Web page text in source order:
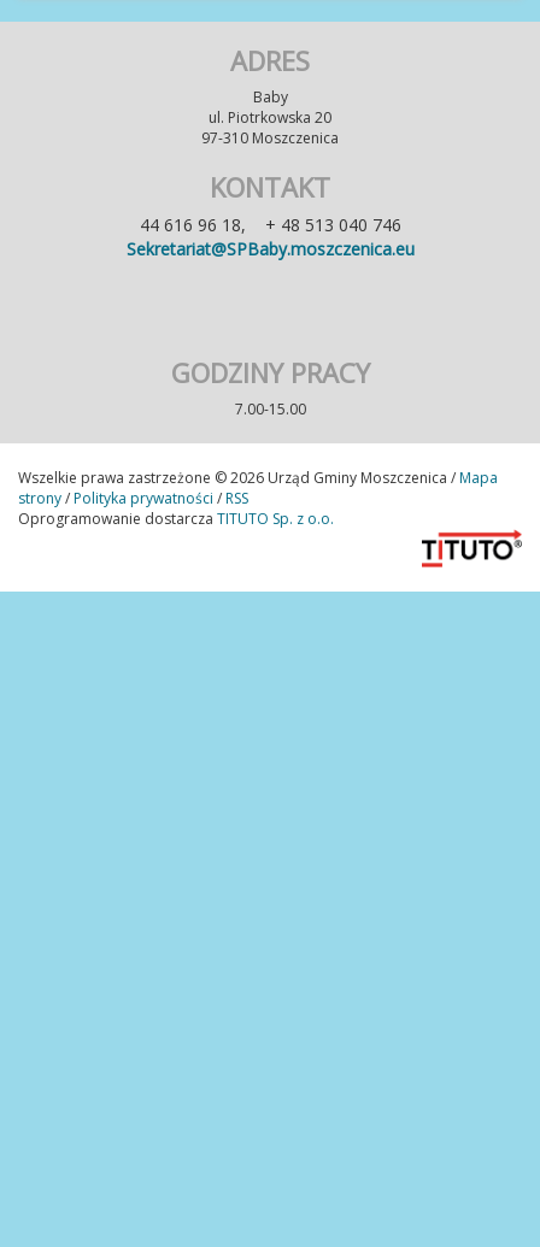
ADRES
Baby
ul. Piotrkowska 20
97-310 Moszczenica
KONTAKT
44 616 96 18, + 48 513 040 746
Sekretariat@SPBaby.moszczenica.eu
GODZINY PRACY
7.00-15.00
Wszelkie prawa zastrzeżone © 2026 Urząd Gminy Moszczenica /Mapa
strony/Polityka prywatności /RSS
Oprogramowanie dostarcza TITUTO Sp. z o.o.